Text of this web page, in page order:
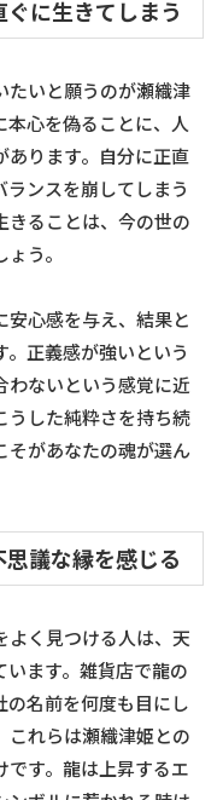
に生きてしまう
たいと願うのが瀬織津
心を偽ることに、人
あります。自分に正直
ンスを崩してしまう
きることは、今の世の
う。
安心感を与え、結果と
正義感が強いという
わないという感覚に近
うした純粋さを持ち続
そがあなたの魂が選ん
議な縁を感じる
よく見つける人は、天
ます。雑貨店で龍の
の名前を何度も目にし
これらは瀬織津姫との
す。龍は上昇するエ